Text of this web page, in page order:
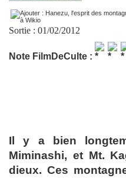
Sortie : 01/02/2012
Note FilmDeCulte :
Il y a bien
Miminashi, et Mt.
dieux. Ces